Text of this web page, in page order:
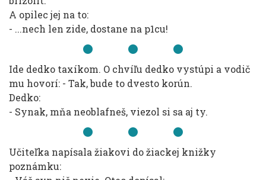
A opilec jej na to:
- ...nech len zide, dostane na p1cu!
Ide dedko taxíkom. O chvíľu dedko vystúpi a vodič
mu hovorí: - Tak, bude to dvesto korún.
Dedko:
- Synak, mňa neoblafneš, viezol si sa aj ty.
Učiteľka napísala žiakovi do žiackej knižky
poznámku: